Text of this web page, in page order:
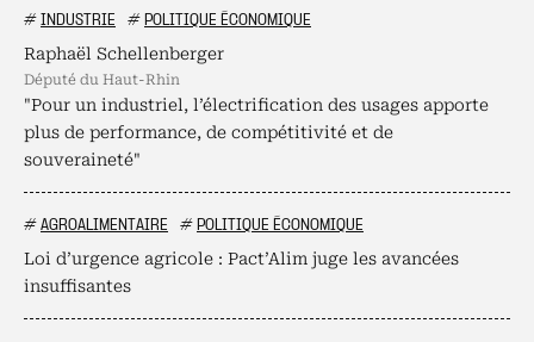
# INDUSTRIE # POLITIQUE ÉCONOMIQUE
Raphaël Schellenberger
député du Haut-Rhin
"Pour un industriel, l’électrification des usages apporte
plus de performance, de compétitivité et de
souveraineté"
# AGROALIMENTAIRE # POLITIQUE ÉCONOMIQUE
Loi d’urgence agricole : Pact’Alim juge les avancées
insuffisantes